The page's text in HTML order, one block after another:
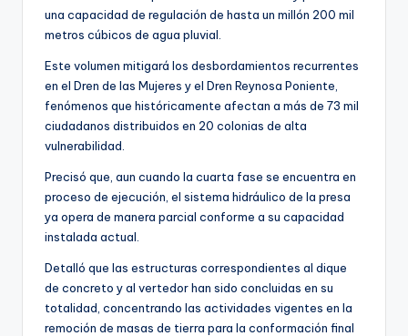
una capacidad de regulación de hasta un millón 200 mil
metros cúbicos de agua pluvial.
Este volumen mitigará los desbordamientos recurrentes
en el Dren de las Mujeres y el Dren Reynosa Poniente,
fenómenos que históricamente afectan a más de 73 mil
ciudadanos distribuidos en 20 colonias de alta
vulnerabilidad.
Precisó que, aun cuando la cuarta fase se encuentra en
proceso de ejecución, el sistema hidráulico de la presa
ya opera de manera parcial conforme a su capacidad
instalada actual.
Detalló que las estructuras correspondientes al dique
de concreto y al vertedor han sido concluidas en su
totalidad, concentrando las actividades vigentes en la
remoción de masas de tierra para la conformación final